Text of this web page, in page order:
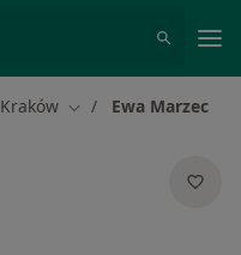
Kraków Zmień miasto
Ewa Marzec